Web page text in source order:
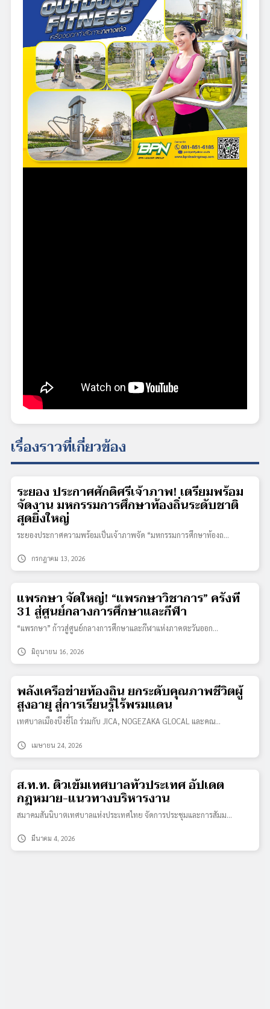
เรื่องราวที่เกี่ยวข้อง
ระยอง ประกาศศักดิ์ศรีเจ้าภาพ! เตรียมพร้อม
จัดงาน มหกรรมการศึกษาท้องถิ่นระดับชาติ
สุดยิ่งใหญ่
ระยองประกาศความพร้อมเป็นเจ้าภาพจัด “มหกรรมการศึกษาท้องถ…
schedule กรกฎาคม 13, 2026
แพรกษา จัดใหญ่! “แพรกษาวิชาการ” ครั้งที่
31 สู่ศูนย์กลางการศึกษาและกีฬา
“แพรกษา” ก้าวสู่ศูนย์กลางการศึกษาและกีฬาแห่งภาคตะวันออก…
schedule มิถุนายน 16, 2026
พลังเครือข่ายท้องถิ่น ยกระดับคุณภาพชีวิตผู้
สูงอายุ สู่การเรียนรู้ไร้พรมแดน
เทศบาลเมืองบึงยี่โถ ร่วมกับ JICA, NOGEZAKA GLOCAL และคณ…
schedule เมษายน 24, 2026
ส.ท.ท. ติวเข้มเทศบาลทั่วประเทศ อัปเดต
กฎหมาย-แนวทางบริหารงาน
สมาคมสันนิบาตเทศบาลแห่งประเทศไทย จัดการประชุมและการสัมม…
schedule มีนาคม 4, 2026